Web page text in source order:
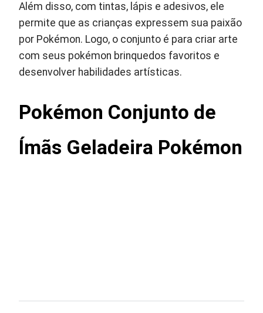
Além disso, com tintas, lápis e adesivos, ele
permite que as crianças expressem sua paixão
por Pokémon. Logo, o conjunto é para criar arte
com seus pokémon brinquedos favoritos e
desenvolver habilidades artísticas.
Pokémon Conjunto de
Ímãs Geladeira Pokémon